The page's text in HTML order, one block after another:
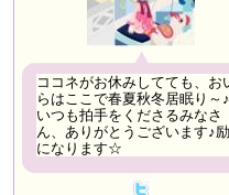
ココネがお休みしてても、お
らはここで春夏秋冬居眠り～♪
いつも拍手をくださるみなさ
ん、ありがとうございます♪
になります☆